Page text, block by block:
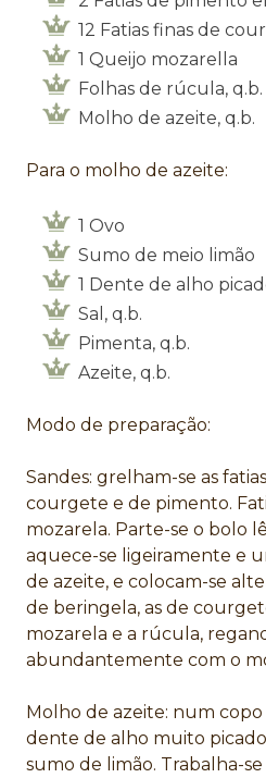
12 Fatias finas de
1 Queijo mozarella
Folhas de rúcula, q.b.
Molho de azeite, q.b.
Para o molho de azeite:
1 Ovo
Sumo de meio limão
1 Dente de alho
Sal, q.b.
Pimenta, q.b.
Azeite, q.b.
Modo de preparação:
Sandes: grelham-se as
courgete e de pimento.
mozarela. Parte-se o bolo
aquece-se ligeiramente e
de azeite, e colocam-se
de beringela, as de
mozarela e a rúcula,
abundantemente com o
Molho de azeite: num copo
dente de alho muito
sumo de limão. Trabalha-